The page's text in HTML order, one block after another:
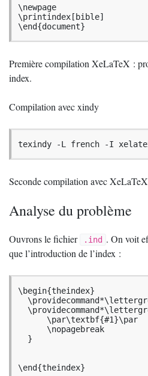
\newpage
\printindex[bible]
\end{document}
Première compilation XeLaTeX :
index.
Compilation avec xindy
texindy -L french -I
Seconde compilation avec
Analyse du problème
Ouvrons le fichier .ind . On voit
que l’introduction de l’index :
\begin{theindex}
\end{theindex}